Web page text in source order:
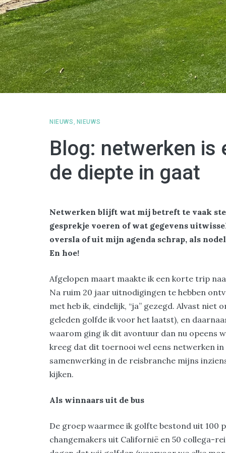
NIEUWS , NIEUWS
Blog: netwerken is
de diepte in gaat
Netwerken blijft wat mij betreft te vaak
gesprekje voeren of wat gegevens
oversla of uit mijn agenda schrap, als
En hoe!
Afgelopen maart maakte ik een korte trip
Na ruim 20 jaar uitnodigingen te hebben
met heb ik, eindelijk, “ja” gezegd. Alvast niet
geleden golfde ik voor het laatst), en
waarom ging ik dit avontuur dan nu opeens
kreeg dat dit toernooi wel eens netwerken
samenwerking in de reisbranche mijns
kijken.
Als winnaars uit de bus
De groep waarmee ik golfte bestond uit 100
changemakers uit Californië en 50 collega-